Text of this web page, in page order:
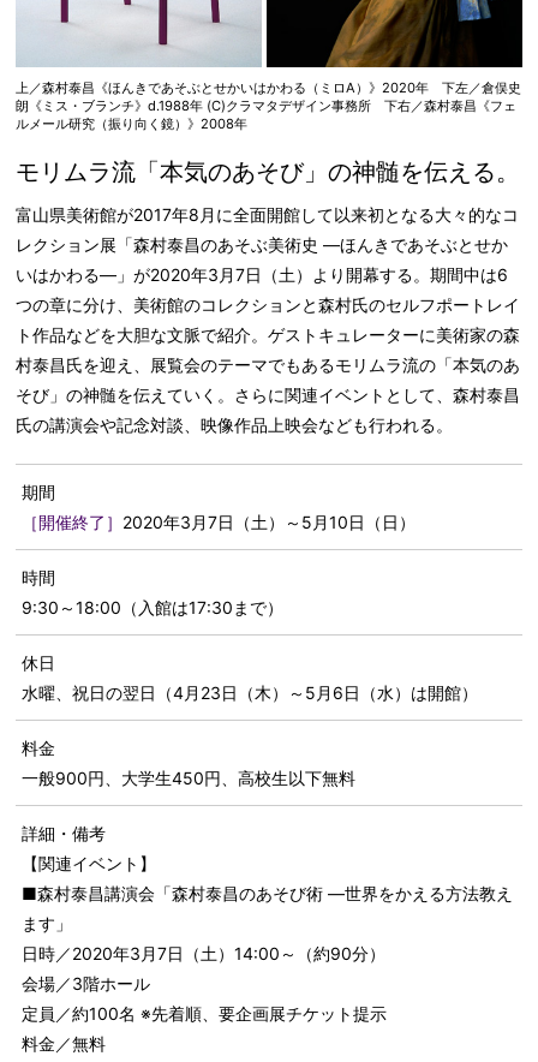
上／森村泰昌《ほんきであそぶとせかいはかわる（ミロA）》2020年 下左／倉俣史
朗《ミス・ブランチ》d.1988年 (C)クラマタデザイン事務所 下右／森村泰昌《フェ
ルメール研究（振り向く鏡）》2008年
モリムラ流「本気のあそび」の神髄を伝える。
富山県美術館が2017年8月に全面開館して以来初となる大々的なコ
レクション展「森村泰昌のあそぶ美術史 ―ほんきであそぶとせか
いはかわる―」が2020年3月7日（土）より開幕する。期間中は6
つの章に分け、美術館のコレクションと森村氏のセルフポートレイ
ト作品などを大胆な文脈で紹介。ゲストキュレーターに美術家の森
村泰昌氏を迎え、展覧会のテーマでもあるモリムラ流の「本気のあ
そび」の神髄を伝えていく。さらに関連イベントとして、森村泰昌
氏の講演会や記念対談、映像作品上映会なども行われる。
期間
［開催終了］ 2020年3月7日（土）～5月10日（日）
時間
9:30～18:00（入館は17:30まで）
休日
水曜、祝日の翌日（4月23日（木）～5月6日（水）は開館）
料金
一般900円、大学生450円、高校生以下無料
詳細・備考
【関連イベント】
■森村泰昌講演会「森村泰昌のあそび術 ―世界をかえる方法教え
ます」
日時／2020年3月7日（土）14:00～（約90分）
会場／3階ホール
定員／約100名 ※先着順、要企画展チケット提示
料金／無料